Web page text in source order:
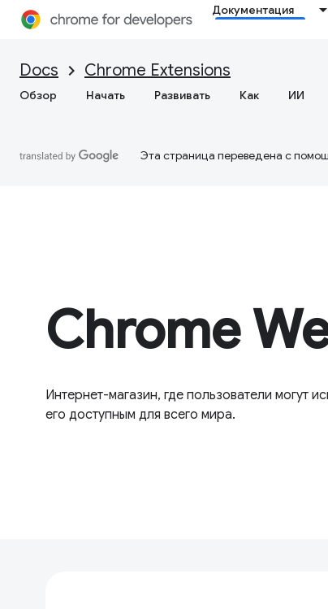
Документация
Docs Chrome Extensions
Обзор Начать Развивать Как ИИ
Эта страница переведена с
Chrome
Интернет-магазин, где пользователи могут
его доступным для всего мира.